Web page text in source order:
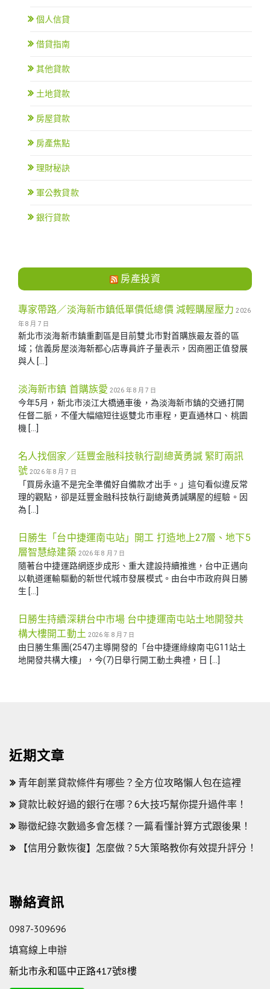
個人信貸
借貸指南
其他貸款
土地貸款
房屋貸款
房產焦點
理財秘訣
軍公教貸款
銀行貸款
房產投資
專家帶路／淡海新市鎮低單價低總價 減輕購屋壓力 2026
年 8 月 7 日
新北市淡海新市鎮重劃區是目前雙北市對首購族最友善的區
域；信義房屋淡海新都心店專員許子量表示，因商圈正值發展
與人 […]
淡海新市鎮 首購族愛 2026 年 8 月 7 日
今年5月，新北市淡江大橋通車後，為淡海新市鎮的交通打開
任督二脈，不僅大幅縮短往返雙北市車程，更直通林口、桃園
機 […]
名人找個家／廷豐金融科技執行副總黃勇諴 緊盯兩訊
號 2026 年 8 月 7 日
「買房永遠不是完全準備好自備款才出手。」這句看似違反常
理的觀點，卻是廷豐金融科技執行副總黃勇諴購屋的經驗。因
為 […]
日勝生「台中捷運南屯站」開工 打造地上27層、地下5
層智慧綠建築 2026 年 8 月 7 日
隨著台中捷運路網逐步成形、重大建設持續推進，台中正邁向
以軌道運輸驅動的新世代城市發展模式。由台中市政府與日勝
生 […]
日勝生持續深耕台中市場 台中捷運南屯站土地開發共
構大樓開工動土 2026 年 8 月 7 日
由日勝生集團(2547)主導開發的「台中捷運綠線南屯G11站土
地開發共構大樓」，今(7)日舉行開工動土典禮，日 […]
近期文章
青年創業貸款條件有哪些？全方位攻略懶人包在這裡
貸款比較好過的銀行在哪？6大技巧幫你提升過件率！
聯徵紀錄次數過多會怎樣？一篇看懂計算方式跟後果！
【信用分數恢復】怎麼做？5大策略教你有效提升評分！
聯絡資訊
0987-309696
填寫線上申辦
新北市永和區中正路417號8樓